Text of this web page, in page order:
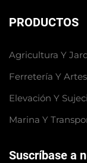
PRODUCTOS
Agricultura Y
Ferretería Y
Elevación Y
Marina Y
Suscríbase a